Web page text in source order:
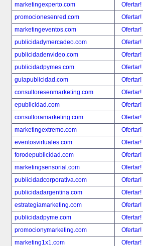
marketingexperto.com
Ofertar!
promocionesenred.com
Ofertar!
marketingeventos.com
Ofertar!
publicidadymercadeo.com
Ofertar!
publicidadenvideo.com
Ofertar!
publicidadpymes.com
Ofertar!
guiapublicidad.com
Ofertar!
consultoresenmarketing.com
Ofertar!
epublicidad.com
Ofertar!
consultoramarketing.com
Ofertar!
marketingextremo.com
Ofertar!
eventosvirtuales.com
Ofertar!
forodepublicidad.com
Ofertar!
marketingsensorial.com
Ofertar!
publicidadcorporativa.com
Ofertar!
publicidadargentina.com
Ofertar!
estrategiamarketing.com
Ofertar!
publicidadpyme.com
Ofertar!
promocionymarketing.com
Ofertar!
marketing1x1.com
Ofertar!